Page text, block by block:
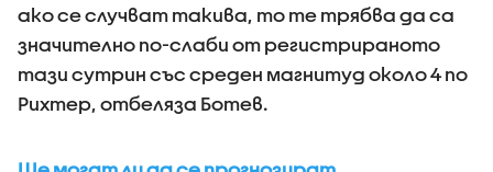
ако се случват такива, то те трябва да са
значително по-слаби от регистрираното
тази сутрин със среден магнитуд около 4 по
Рихтер, отбеляза Ботев.